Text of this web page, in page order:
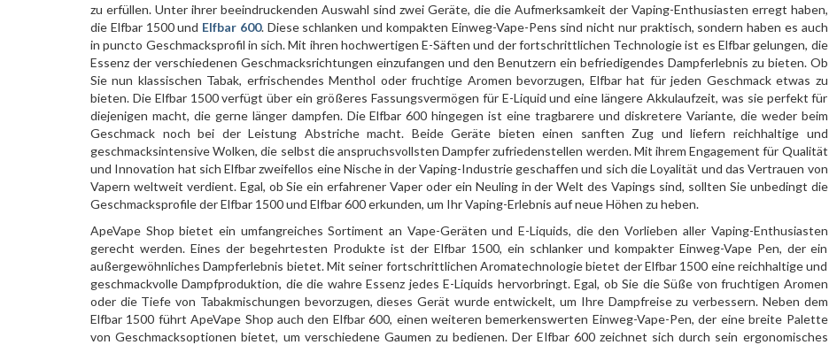
zu erfüllen. Unter ihrer beeindruckenden Auswahl sind zwei Geräte, die die Aufmerksamkeit der Vaping-Enthusiasten erregt haben,
die Elfbar 1500 und Elfbar 600. Diese schlanken und kompakten Einweg-Vape-Pens sind nicht nur praktisch, sondern haben es auch
in puncto Geschmacksprofil in sich. Mit ihren hochwertigen E-Säften und der fortschrittlichen Technologie ist es Elfbar gelungen, die
Essenz der verschiedenen Geschmacksrichtungen einzufangen und den Benutzern ein befriedigendes Dampferlebnis zu bieten. Ob
Sie nun klassischen Tabak, erfrischendes Menthol oder fruchtige Aromen bevorzugen, Elfbar hat für jeden Geschmack etwas zu
bieten. Die Elfbar 1500 verfügt über ein größeres Fassungsvermögen für E-Liquid und eine längere Akkulaufzeit, was sie perfekt für
diejenigen macht, die gerne länger dampfen. Die Elfbar 600 hingegen ist eine tragbarere und diskretere Variante, die weder beim
Geschmack noch bei der Leistung Abstriche macht. Beide Geräte bieten einen sanften Zug und liefern reichhaltige und
geschmacksintensive Wolken, die selbst die anspruchsvollsten Dampfer zufriedenstellen werden. Mit ihrem Engagement für Qualität
und Innovation hat sich Elfbar zweifellos eine Nische in der Vaping-Industrie geschaffen und sich die Loyalität und das Vertrauen von
Vapern weltweit verdient. Egal, ob Sie ein erfahrener Vaper oder ein Neuling in der Welt des Vapings sind, sollten Sie unbedingt die
Geschmacksprofile der Elfbar 1500 und Elfbar 600 erkunden, um Ihr Vaping-Erlebnis auf neue Höhen zu heben.
ApeVape Shop bietet ein umfangreiches Sortiment an Vape-Geräten und E-Liquids, die den Vorlieben aller Vaping-Enthusiasten
gerecht werden. Eines der begehrtesten Produkte ist der Elfbar 1500, ein schlanker und kompakter Einweg-Vape Pen, der ein
außergewöhnliches Dampferlebnis bietet. Mit seiner fortschrittlichen Aromatechnologie bietet der Elfbar 1500 eine reichhaltige und
geschmackvolle Dampfproduktion, die die wahre Essenz jedes E-Liquids hervorbringt. Egal, ob Sie die Süße von fruchtigen Aromen
oder die Tiefe von Tabakmischungen bevorzugen, dieses Gerät wurde entwickelt, um Ihre Dampfreise zu verbessern. Neben dem
Elfbar 1500 führt ApeVape Shop auch den Elfbar 600, einen weiteren bemerkenswerten Einweg-Vape-Pen, der eine breite Palette
von Geschmacksoptionen bietet, um verschiedene Gaumen zu bedienen. Der Elfbar 600 zeichnet sich durch sein ergonomisches